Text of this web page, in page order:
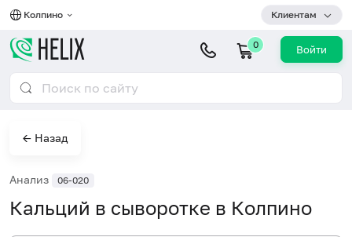
Колпино Клиентам
0 Войти
← Назад
Анализ 06-020
Кальций в сыворотке в Колпино